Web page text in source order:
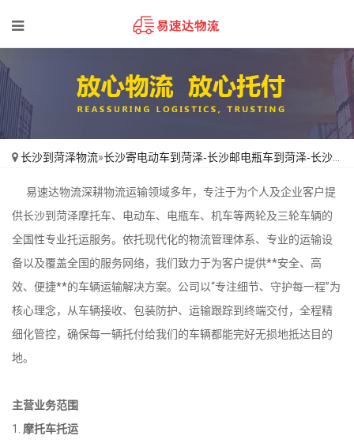
长沙到菏泽物流»长沙寄电动车到菏泽-长沙邮电瓶车到菏泽-长沙运摩托车到菏泽-长沙机车托运到菏泽
易速达物流深耕物流运输领域多年，专注于为个人及企业客户提
供长沙到菏泽摩托车、电动车、电瓶车、机车等两轮及三轮车辆的
全国性专业托运服务。依托现代化的物流管理体系、专业的运输设
备以及覆盖全国的服务网络，我们致力于为客户提供**安全、高
效、便捷**的车辆运输解决方案。公司以“专注细节、守护每一程”为
核心理念，从车辆接收、包装防护、运输跟踪到终端交付，全程精
细化管控，确保每一辆托付给我们的车辆都能完好无损地抵达目的
地。
主营业务范围
1. 摩托车托运